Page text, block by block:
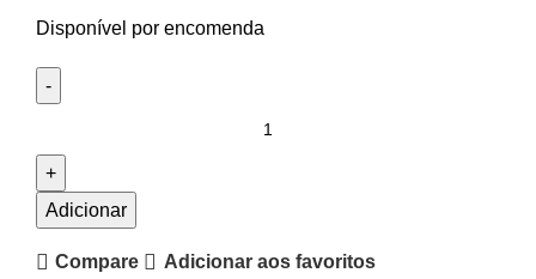
Disponível por encomenda
Carrilhão
Orff
7778
Adicionar
Compare Adicionar aos favoritos